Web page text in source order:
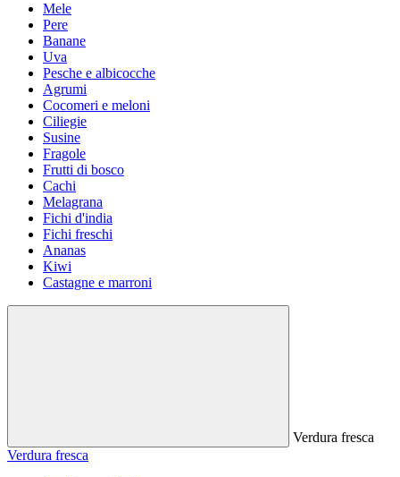
Mele
Pere
Banane
Uva
Pesche e albicocche
Agrumi
Cocomeri e meloni
Ciliegie
Susine
Fragole
Frutti di bosco
Cachi
Melagrana
Fichi d'india
Fichi freschi
Ananas
Kiwi
Castagne e marroni
Verdura fresca
Verdura fresca